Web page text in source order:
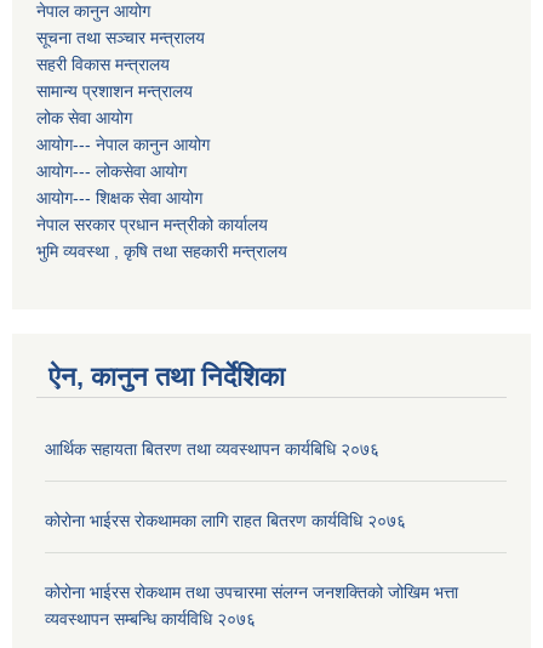
नेपाल कानुन आयोग
सूचना तथा सञ्चार मन्त्रालय
सहरी विकास मन्त्रालय
सामान्य प्रशाशन मन्त्रालय
लोक सेवा आयोग
आयोग--- नेपाल कानुन आयोग
आयोग--- लोकसेवा आयोग
आयोग--- शिक्षक सेवा आयोग
नेपाल सरकार प्रधान मन्त्रीको कार्यालय
भुमि व्यवस्था , कृषि तथा सहकारी मन्त्रालय
ऐन, कानुन तथा निर्देशिका
आर्थिक सहायता बितरण तथा व्यवस्थापन कार्यबिधि २०७६
कोरोना भाईरस रोकथामका लागि राहत बितरण कार्यविधि २०७६
कोरोना भाईरस रोकथाम तथा उपचारमा संलग्न जनशक्तिको जोखिम भत्ता
व्यवस्थापन सम्बन्धि कार्यविधि २०७६